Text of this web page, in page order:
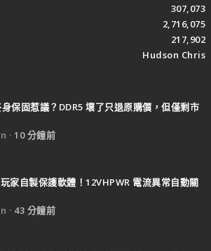
307,073
2,716,075
217,902
Hudson Chris
保固惹議？DDR5 壞了只退原購價，但僅剩市
10 分鐘前
家自製保護軟體！12VHPWR 電流異常自動關
43 分鐘前